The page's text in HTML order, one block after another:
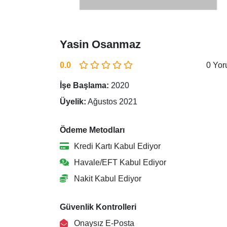
Yasin Osanmaz
0.0 0
İşe Başlama: 2020
Üyelik: Ağustos 2021
Ödeme Metodları
Kredi Kartı Kabul Ediyor
Havale/EFT Kabul Ediyor
Nakit Kabul Ediyor
Güvenlik Kontrolleri
Onaysız E-Posta